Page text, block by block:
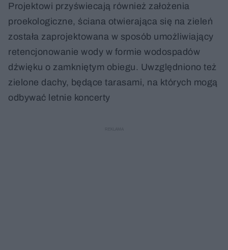
Projektowi przyświecają również założenia
proekologiczne, ściana otwierająca się na zieleń
została zaprojektowana w sposób umożliwiający
retencjonowanie wody w formie wodospadów
dźwięku o zamkniętym obiegu. Uwzględniono też
zielone dachy, będące tarasami, na których mogą
odbywać letnie koncerty